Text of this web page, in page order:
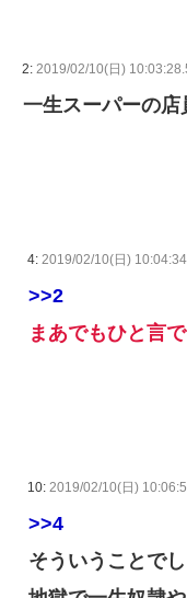
2: 2019/02/10(日)
一生スーパーの店
4: 2019/02/10(日)
>>2
まあでもひと言
10: 2019/02/10(日)
>>4
そういうことでし